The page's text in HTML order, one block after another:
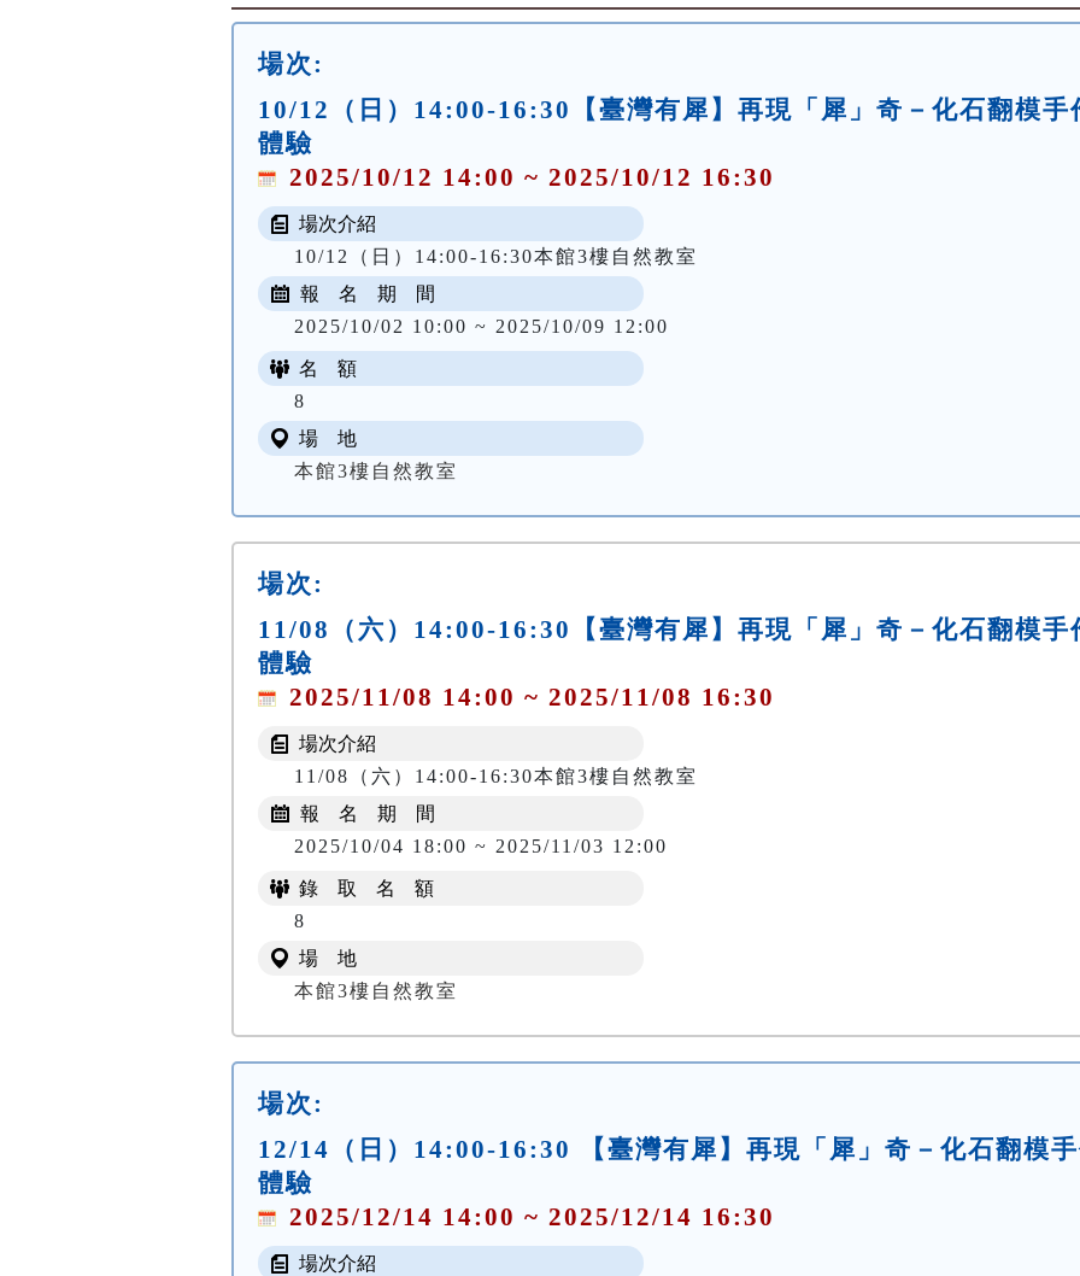
場次:
10/12（日）14:00-16:30【臺灣有犀】再現「犀」奇－化石翻模手
體驗
2025/10/12 14:00 ~ 2025/10/12 16:30
場次介紹
10/12（日）14:00-16:30本館3樓自然教室
報 名 期 間
2025/10/02 10:00 ~ 2025/10/09 12:00
名 額
8
場 地
本館3樓自然教室
場次:
11/08（六）14:00-16:30【臺灣有犀】再現「犀」奇－化石翻模手
體驗
2025/11/08 14:00 ~ 2025/11/08 16:30
場次介紹
11/08（六）14:00-16:30本館3樓自然教室
報 名 期 間
2025/10/04 18:00 ~ 2025/11/03 12:00
錄 取 名 額
8
場 地
本館3樓自然教室
場次:
12/14（日）14:00-16:30 【臺灣有犀】再現「犀」奇－化石翻模
體驗
2025/12/14 14:00 ~ 2025/12/14 16:30
場次介紹